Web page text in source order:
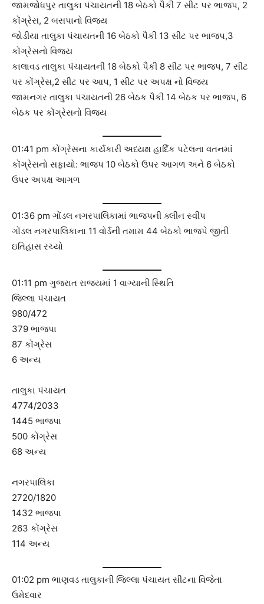
જામજોધપુર તાલુકા પંચાયતની 18 બેઠકો પૈકી 7 સીટ પર ભાજપ, 2
કોંગ્રેસ, 2 બસપાનો વિજય
જોડીયા તાલુકા પંચાયતની 16 બેઠકો પૈકી 13 સીટ પર ભાજપ,3
કોંગ્રેસનો વિજય
કાલાવડ તાલુકા પંચાયતની 18 બેઠકો પૈકી 8 સીટ પર ભાજપ, 7 સીટ
પર કોંગ્રેસ,2 સીટ પર આપ, 1 સીટ પર અપક્ષ નો વિજય
જામનગર તાલુકા પંચાયતની 26 બેઠક પૈકી 14 બેઠક પર ભાજપ, 6
બેઠક પર કોંગ્રેસનો વિજય
01:41 pm કોંગ્રેસના કાર્યકારી અધ્યક્ષ હાર્દિક પટેલના વતનમાં
કોંગ્રેસનો સફાયો: ભાજપ 10 બેઠકો ઉપર આગળ અને 6 બેઠકો
ઉપર અપક્ષ આગળ
01:36 pm ગોંડલ નગરપાલિકામાં ભાજપની ક્લીન સ્વીપ
ગોંડલ નગરપાલિકાના 11 વોર્ડની તમામ 44 બેઠકો ભાજપે જીતી
ઇતિહાસ રચ્યો
01:11 pm ગુજરાત રાજ્યમાં 1 વાગ્યાની સ્થિતિ
જિલ્લા પંચાયત
980/472
379 ભાજપા
87 કોંગ્રેસ
6 અન્ય
તાલુકા પંચાયત
4774/2033
1445 ભાજપા
500 કોંગ્રેસ
68 અન્ય
નગરપાલિકા
2720/1820
1432 ભાજપા
263 કોંગ્રેસ
114 અન્ય
01:02 pm ભાણવડ તાલુકાની જિલ્લા પંચાયત સીટના વિજેતા
ઉમેદવાર